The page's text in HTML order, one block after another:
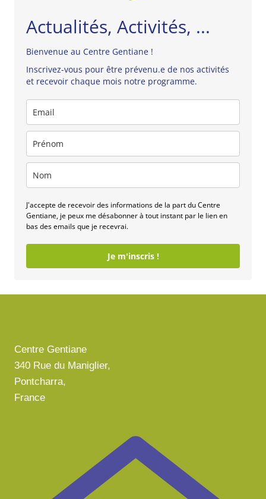
Actualités, Activités, ...
Bienvenue au Centre Gentiane !
Inscrivez-vous pour être prévenu.e de nos activités
et recevoir chaque mois notre programme.
J'accepte de recevoir des informations de la part du Centre
Gentiane, je peux me désabonner à tout instant par le lien en
bas des emails que je recevrai.
Je m'inscris !
Centre Gentiane
340 Rue du Maniglier,
Pontcharra,
France